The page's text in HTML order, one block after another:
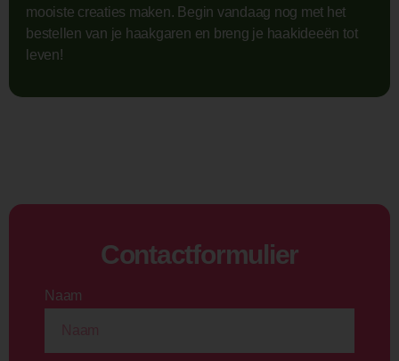
mooiste creaties maken. Begin vandaag nog met het
bestellen van je haakgaren en breng je haakideeën tot
leven!
Contactformulier
Naam